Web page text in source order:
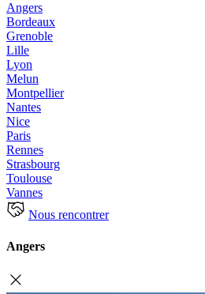
Angers
Bordeaux
Grenoble
Lille
Lyon
Melun
Montpellier
Nantes
Nice
Paris
Rennes
Strasbourg
Toulouse
Vannes
Nous rencontrer
Angers